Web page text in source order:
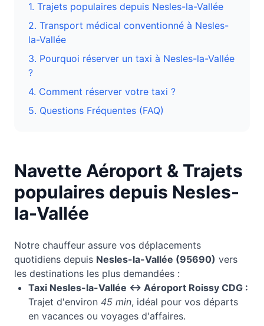
1. Trajets populaires depuis Nesles-la-Vallée
2. Transport médical conventionné à Nesles-
la-Vallée
3. Pourquoi réserver un taxi à Nesles-la-Vallée
?
4. Comment réserver votre taxi ?
5. Questions Fréquentes (FAQ)
Navette Aéroport & Trajets
populaires depuis Nesles-
la-Vallée
Notre chauffeur assure vos déplacements
quotidiens depuis Nesles-la-Vallée (95690) vers
les destinations les plus demandées :
Taxi Nesles-la-Vallée ↔ Aéroport Roissy CDG :
Trajet d'environ 45 min, idéal pour vos départs
en vacances ou voyages d'affaires.